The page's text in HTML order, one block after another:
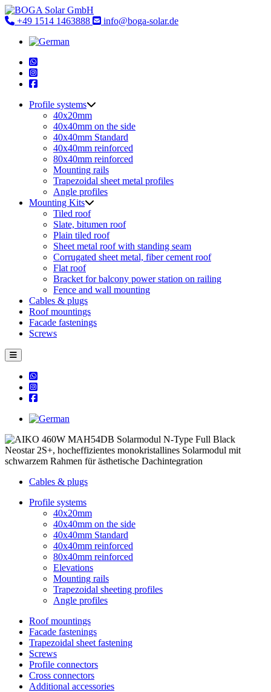
Skip
to +49 1514 1463888 info@boga-solar.de
Profile systems
40x20mm
40x40mm on the side
40x40mm Standard
40x40mm reinforced
80x40mm reinforced
Mounting rails
Trapezoidal sheet metal profiles
Angle profiles
Mounting Kits
Tiled roof
Slate, bitumen roof
Plain tiled roof
Sheet metal roof with standing seam
Corrugated sheet metal, fiber cement roof
Flat roof
Bracket for balcony power station on railing
Fence and wall mounting
Cables & plugs
Roof mountings
Facade fastenings
Screws
Cables & plugs
Profile systems
40x20mm
40x40mm on the side
40x40mm Standard
40x40mm reinforced
80x40mm reinforced
Elevations
Mounting rails
Trapezoidal sheeting profiles
Angle profiles
Roof mountings
Facade fastenings
Trapezoidal sheet fastening
Screws
Profile connectors
Cross connectors
Additional accessories